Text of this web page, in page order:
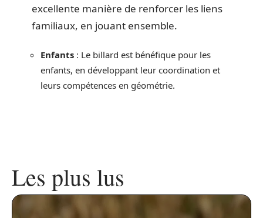
excellente manière de renforcer les liens
familiaux, en jouant ensemble.
Enfants : Le billard est bénéfique pour les
enfants, en développant leur coordination et
leurs compétences en géométrie.
Les plus lus